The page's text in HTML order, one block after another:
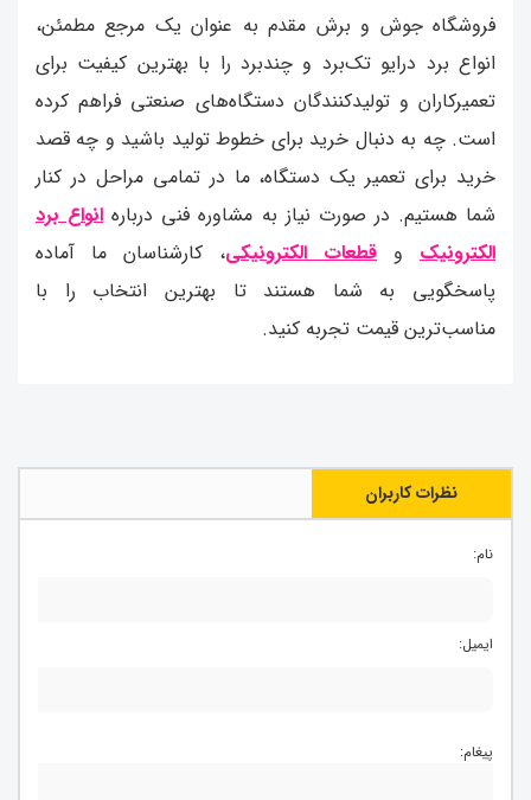
فروشگاه جوش و برش مقدم به عنوان یک مرجع مطمئن،
انواع برد درایو تک‌برد و چند‌برد را با بهترین کیفیت برای
تعمیرکاران و تولیدکنندگان دستگاه‌های صنعتی فراهم کرده
است. چه به دنبال خرید برای خطوط تولید باشید و چه قصد
خرید برای تعمیر یک دستگاه، ما در تمامی مراحل در کنار
شما هستیم. در صورت نیاز به مشاوره فنی درباره انواع برد
الکترونیک و قطعات الکترونیکی، کارشناسان ما آماده
پاسخگویی به شما هستند تا بهترین انتخاب را با
مناسب‌ترین قیمت تجربه کنید.
نظرات کاربران
نام:
ایمیل:
پیغام: